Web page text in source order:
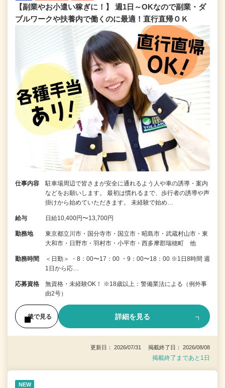
【副業やお小遣い稼ぎに！】 週1日～OKなので副業・ダ
ブルワークや扶養内で働くのに最適！直行直帰ＯＫ
仕事内容
駐車場周辺で皆さまが安全に通れるよう人や車の誘導・案内
などをお願いします。 最初は慣れるまで、歩行者の誘導や声
掛けから始めていただきます。 未経験で始め…
給与 日給10,400円〜13,700円
勤務地
東京都立川市・国分寺市・国立市・昭島市・武蔵村山市・東
大和市・日野市・羽村市・小平市・西多摩郡瑞穂町 他
勤務時間
＜日勤＞ ・8：00〜17：00 ・9：00〜18：00 ※1日8時間 週
1日から応…
応募資格
無資格・未経験OK！ ※18歳以上：警備業法による（例外事
由2号）
後で見る 詳細を見る
更新日： 2026/07/31 掲載終了日： 2026/08/08
掲載終了まであと1日
NEW